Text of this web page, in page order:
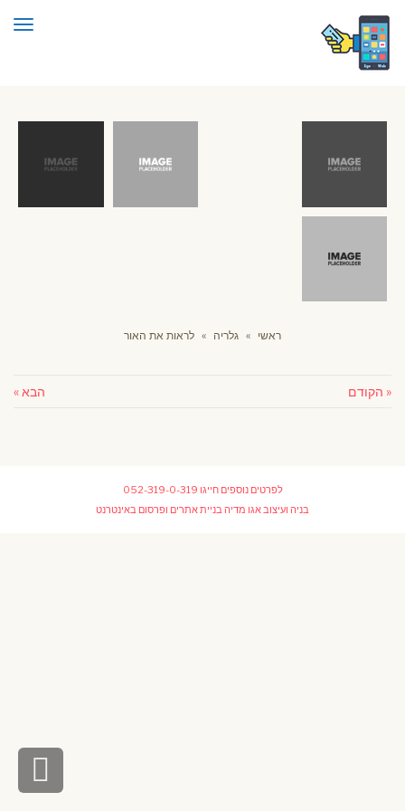
ראשי » גלריה » לראות את האור
« הקודם הבא »
לפרטים נוספים חייגו 052-319-0-319
בניה ועיצובאגו מדיה בניית אתרים ופרסום באינטרנט